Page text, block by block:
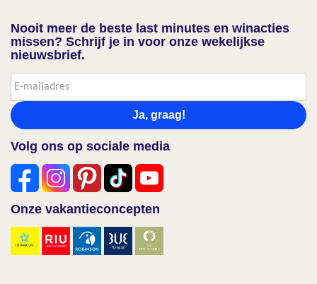
Nooit meer de beste last minutes en winacties
missen? Schrijf je in voor onze wekelijkse
nieuwsbrief.
Ja, graag!
Volg ons op sociale media
Onze vakantieconcepten